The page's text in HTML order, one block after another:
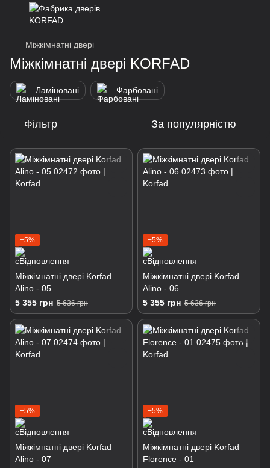
Міжкімнатні двері
Міжкімнатні двері KORFAD
Ламіновані Фарбовані
Фільтр За популярністю
−5%
Міжкімнатні двері Korfad
Alino - 05
5 355 грн 5 636 грн
−5%
Міжкімнатні двері Korfad
Alino - 06
5 355 грн 5 636 грн
−5%
Міжкімнатні двері Korfad
Alino - 07
−5%
Міжкімнатні двері Korfad
Florence - 01